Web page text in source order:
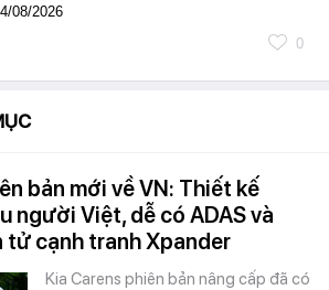
08/2026
0
bản mới về VN: Thiết kế
người Việt, dễ có ADAS và
tử cạnh tranh Xpander
Kia Carens phiên bản nâng cấp đã có